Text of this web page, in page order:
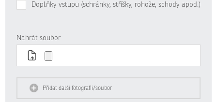
Doplňky vstupu (schránky, stříšky, rohože, schody apod.)
Nahrát soubor
Přidat další fotografii/soubor